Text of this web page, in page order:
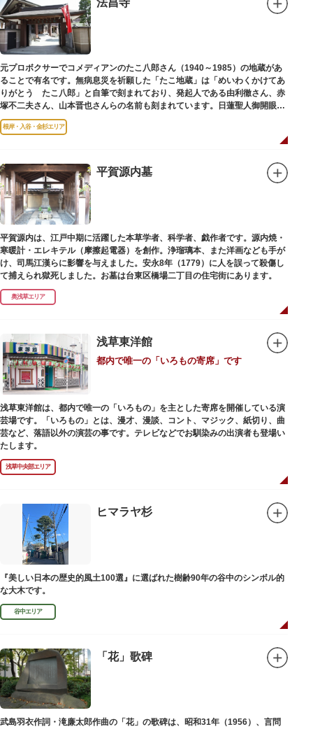
（じこくてん）の像を二天門に安置。これに伴い、正式名称が随身門から二
天門に変更されました。
その後、第二次世界大戦により2柱の像は焼失。現在は、上野の寛永寺（か
んえいじ）の四代将軍徳川家綱霊廟にあった持国天と増長天（ぞうちょうて
ん）の像が祀られています。持国天と増長天は、四天王と呼ばれる仏さまと
して知られていますが、四天王は仏教の守護神であることから武装した姿。
どちらも、鎌倉時代以降に流行した複数の木材を組み合わせる技法「寄木
造」により造られています。
元プロボクサーでコメディアンのたこ八郎さん（1940～1985）の地蔵があ
ることで有名です。無病息災を祈願した「たこ地蔵」は「めいわくかけてあ
りがとう たこ八郎」と自筆で刻まれており、発起人である由利徹さん、赤
塚不二夫さん、山本晋也さんらの名前も刻まれています。日蓮聖人御開眼の
毘沙門天を奉安しています。
根岸・入谷・金杉エリア
平賀源内墓
平賀源内は、江戸中期に活躍した本草学者、科学者、戯作者です。源内焼・
寒暖計・エレキテル（摩擦起電器）を創作。浄瑠璃本、また洋画なども手が
け、司馬江漢らに影響を与えました。安永8年（1779）に人を誤って殺傷し
て捕えられ獄死しました。お墓は台東区橋場二丁目の住宅街にあります。
奥浅草エリア
浅草東洋館
都内で唯一の「いろもの寄席」です
浅草東洋館は、都内で唯一の「いろもの」を主とした寄席を開催している演
芸場です。「いろもの」とは、漫才、漫談、コント、マジック、紙切り、曲
芸など、落語以外の演芸の事です。テレビなどでお馴染みの出演者も登場い
たします。
浅草中央部エリア
ヒマラヤ杉
『美しい日本の歴史的風土100選』に選ばれた樹齢90年の谷中のシンボル的
な大木です。
谷中エリア
「花」歌碑
武島羽衣作詞・滝廉太郎作曲の「花」の歌碑は、昭和31年（1956）、言問